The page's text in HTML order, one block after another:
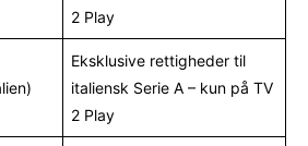
2 Play
Eksklusive rettigheder til
italiensk Serie A – kun på TV
2 Play